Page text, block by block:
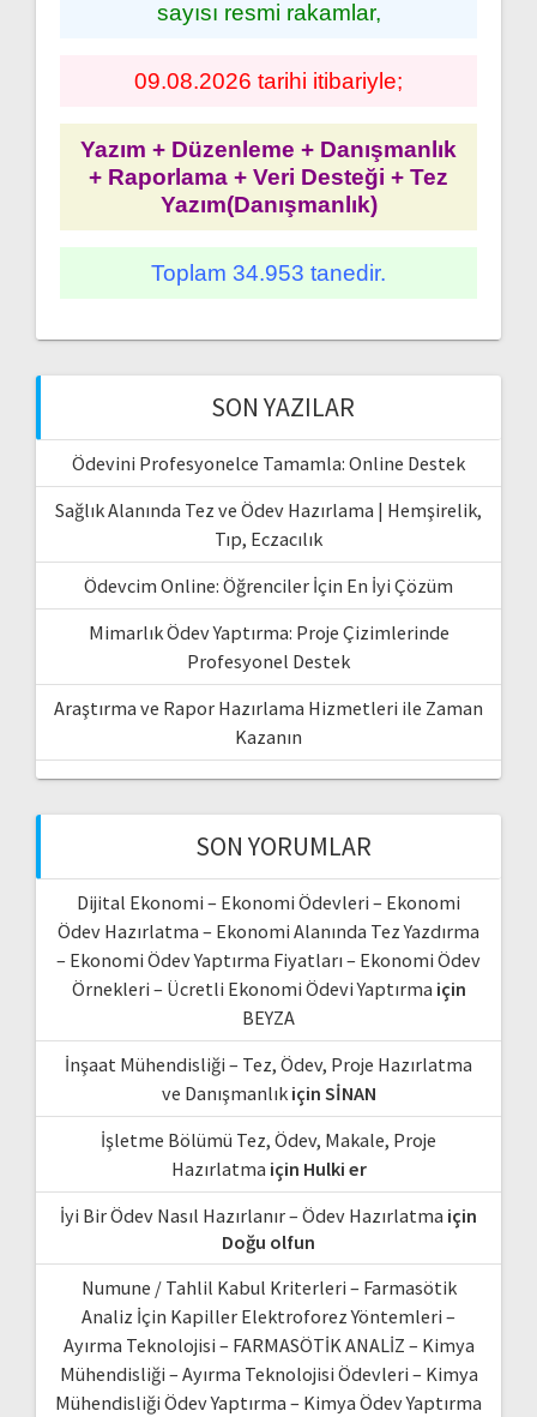
sayısı resmi rakamlar,
09.08.2026 tarihi itibariyle;
Yazım + Düzenleme + Danışmanlık
+ Raporlama + Veri Desteği + Tez
Yazım(Danışmanlık)
Toplam 34.953 tanedir.
SON YAZILAR
Ödevini Profesyonelce Tamamla: Online Destek
Sağlık Alanında Tez ve Ödev Hazırlama | Hemşirelik,
Tıp, Eczacılık
Ödevcim Online: Öğrenciler İçin En İyi Çözüm
Mimarlık Ödev Yaptırma: Proje Çizimlerinde
Profesyonel Destek
Araştırma ve Rapor Hazırlama Hizmetleri ile Zaman
Kazanın
SON YORUMLAR
Dijital Ekonomi – Ekonomi Ödevleri – Ekonomi
Ödev Hazırlatma – Ekonomi Alanında Tez Yazdırma
– Ekonomi Ödev Yaptırma Fiyatları – Ekonomi Ödev
Örnekleri – Ücretli Ekonomi Ödevi Yaptırma için
BEYZA
İnşaat Mühendisliği – Tez, Ödev, Proje Hazırlatma
ve Danışmanlıkiçin SİNAN
İşletme Bölümü Tez, Ödev, Makale, Proje
Hazırlatma için Hulki er
İyi Bir Ödev Nasıl Hazırlanır – Ödev Hazırlatma için
Doğu olfun
Numune / Tahlil Kabul Kriterleri – Farmasötik
Analiz İçin Kapiller Elektroforez Yöntemleri –
Ayırma Teknolojisi – FARMASÖTİK ANALİZ – Kimya
Mühendisliği – Ayırma Teknolojisi Ödevleri – Kimya
Mühendisliği Ödev Yaptırma – Kimya Ödev Yaptırma